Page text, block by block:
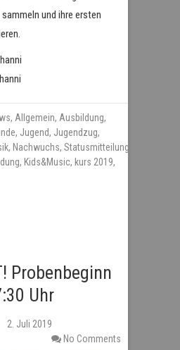
und ihre ersten
, Allgemein, Ausbildung,
, Jugend, Jugendzug,
, Nachwuchs, Statusmitteilung
, Kids&Music, kurs 2019,
Probenbeginn
Uhr
2. Juli 2019
No Comments